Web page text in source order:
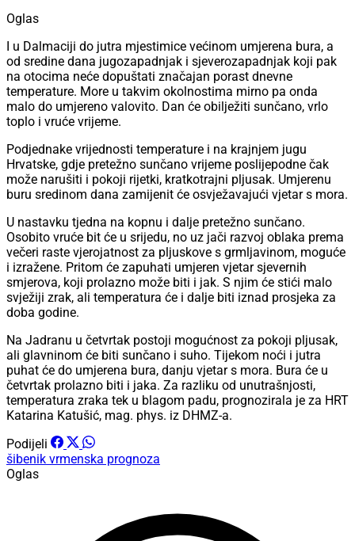
Oglas
I u Dalmaciji do jutra mjestimice većinom umjerena bura, a
od sredine dana jugozapadnjak i sjeverozapadnjak koji pak
na otocima neće dopuštati značajan porast dnevne
temperature. More u takvim okolnostima mirno pa onda
malo do umjereno valovito. Dan će obilježiti sunčano, vrlo
toplo i vruće vrijeme.
Podjednake vrijednosti temperature i na krajnjem jugu
Hrvatske, gdje pretežno sunčano vrijeme poslijepodne čak
može narušiti i pokoji rijetki, kratkotrajni pljusak. Umjerenu
buru sredinom dana zamijenit će osvježavajući vjetar s mora.
U nastavku tjedna na kopnu i dalje pretežno sunčano.
Osobito vruće bit će u srijedu, no uz jači razvoj oblaka prema
večeri raste vjerojatnost za pljuskove s grmljavinom, moguće
i izražene. Pritom će zapuhati umjeren vjetar sjevernih
smjerova, koji prolazno može biti i jak. S njim će stići malo
svježiji zrak, ali temperatura će i dalje biti iznad prosjeka za
doba godine.
Na Jadranu u četvrtak postoji mogućnost za pokoji pljusak,
ali glavninom će biti sunčano i suho. Tijekom noći i jutra
puhat će do umjerena bura, danju vjetar s mora. Bura će u
četvrtak prolazno biti i jaka. Za razliku od unutrašnjosti,
temperatura zraka tek u blagom padu, prognozirala je za HRT
Katarina Katušić, mag. phys. iz DHMZ-a.
Podijeli
šibenik vrmenska prognoza
Oglas